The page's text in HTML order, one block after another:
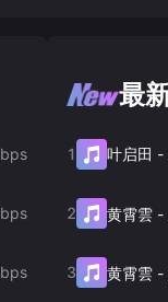
最
1 叶启田 -
2 黄霄雲-
3 黄霄雲-